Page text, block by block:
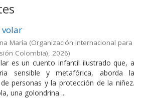
volar
María (Organización Internacional para
Colombia), 2026)
es un cuento infantil ilustrado que, a
sensible y metafórica, aborda la
personas y la protección de la niñez.
una golondrina ...